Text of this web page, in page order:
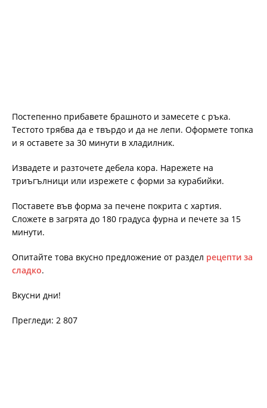
Постепенно прибавете брашното и замесете с ръка.
Тестото трябва да е твърдо и да не лепи. Оформете топка
и я оставете за 30 минути в хладилник.
Извадете и разточете дебела кора. Нарежете на
триъгълници или изрежете с форми за курабийки.
Поставете във форма за печене покрита с хартия.
Сложете в загрята до 180 градуса фурна и печете за 15
минути.
Опитайте това вкусно предложение от раздел рецепти за
сладко.
Вкусни дни!
Прегледи: 2 807